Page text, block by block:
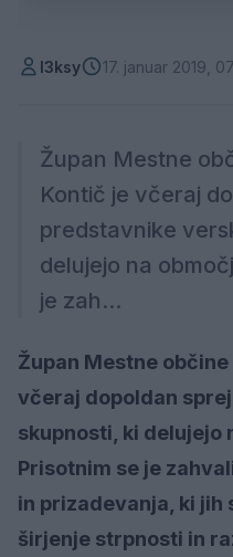
l3ksy 17. januar 2019,
Župan Mestne
Kontič je včeraj
predstavnike
delujejo na
je zah...
Župan Mestne
včeraj dopoldan
skupnosti, ki delujejo
Prisotnim se je
in prizadevanja, ki jih
širjenje strpnosti in